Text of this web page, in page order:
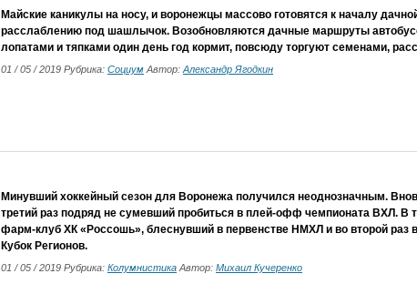
Майские каникулы на носу, и воронежцы массово готовятся к началу
расслаблению под шашлычок. Возобновляются дачные маршруты
лопатами и тяпками один день год кормит, повсюду торгуют семенами,
01 / 05 / 2019 Рубрика: Социум Автор: Александр Ягодкин
Минувший хоккейный сезон для Воронежа получился неоднозначным.
третий раз подряд не сумевший пробиться в плей-офф чемпионата ВХЛ. В
фарм-клуб ХК «Россошь», блеснувший в первенстве НМХЛ и во второй раз
Кубок Регионов.
01 / 05 / 2019 Рубрика: Колумнистика Автор: Михаил Кучеренко